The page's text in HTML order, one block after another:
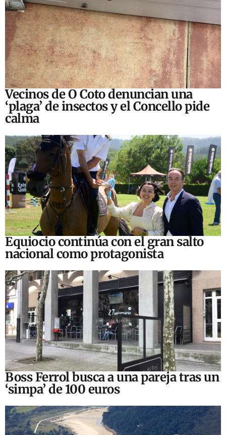
Vecinos de O Coto denuncian una
‘plaga’ de insectos y el Concello pide
calma
Equiocio continúa con el gran salto
nacional como protagonista
Boss Ferrol busca a una pareja tras un
‘simpa’ de 100 euros